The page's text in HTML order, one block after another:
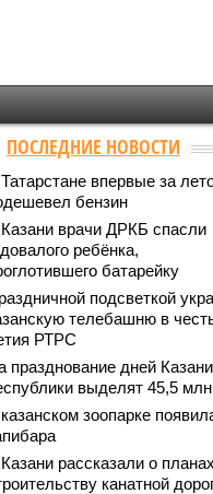
ПОСЛЕДНИЕ НОВОСТИ
впервые за
бензин
врачи ДРКБ спасли
ребёнка,
батарейку
подсветкой
телебашню в
РТРС
празднование дней
выделят 45,5
зоопарке
рассказали о
канатной